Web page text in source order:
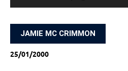
JAMIE MC CRIMMON
25/01/2000